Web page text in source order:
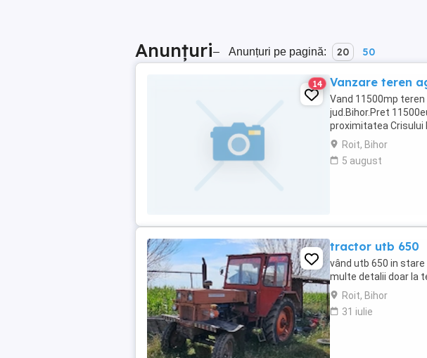
Anunțuri– Anunțuri pe pagină: 20 50
14 Vanzare teren
Vand 11500mp
jud.Bihor.Pret
proximitatea Crisului
Roit, Bihor
5 august
tractor utb 650
vând utb 650 in
multe detalii doar la
Roit, Bihor
31 iulie